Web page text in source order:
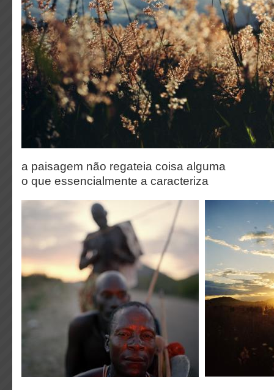
a paisagem não regateia coisa alguma
o que essencialmente a caracteriza